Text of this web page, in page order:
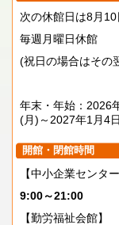
次の休館日は8月10
毎週月曜日休館
(祝日の場合はその
年末・年始：2026
(月)～2027年1月4
開館・閉館時間
【中小企業センター
9:00～21:00
【勤労福祉会館】